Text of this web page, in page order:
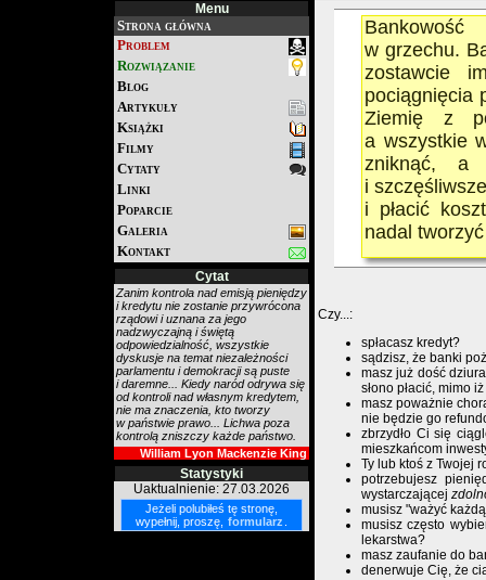
Menu
Strona główna
Problem
Rozwiązanie
Blog
Artykuły
Książki
Filmy
Cytaty
Linki
Poparcie
Galeria
Kontakt
Cytat
Zanim kontrola nad emisją pieniędzy
i kredytu nie zostanie przywrócona
rządowi i uznana za jego
nadzwyczajną i świętą
odpowiedzialność, wszystkie
dyskusje na temat niezależności
parlamentu i demokracji są puste
i daremne... Kiedy naród odrywa się
od kontroli nad własnym kredytem,
nie ma znaczenia, kto tworzy
w państwie prawo... Lichwa poza
kontrolą zniszczy każde państwo.
William Lyon Mackenzie King
Statystyki
Uaktualnienie: 27.03.2026
Jeżeli polubiłeś tę stronę,
wypełnij, proszę, formularz
w grzechu.
zostawcie
pociągnięcia
Ziemię z
a wszystkie
zniknąć, a
i
i płacić
nadal
Czy...:
spłacasz kredyt?
sądzisz, że banki
masz już dość
słono płacić, mimo
masz poważnie
nie będzie go
zbrzydło Ci się
mieszkańcom
Ty lub ktoś z Twojej
potrzebujesz
wystarczającej
musisz "ważyć
musisz często
lekarstwa?
masz zaufanie do
denerwuje Cię, że